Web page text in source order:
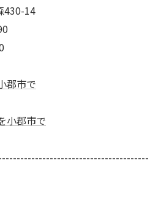
430-14
郡市で
小郡市で